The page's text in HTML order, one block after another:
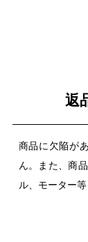
返
商品に欠陥が
ん。また、商
ル、モーター